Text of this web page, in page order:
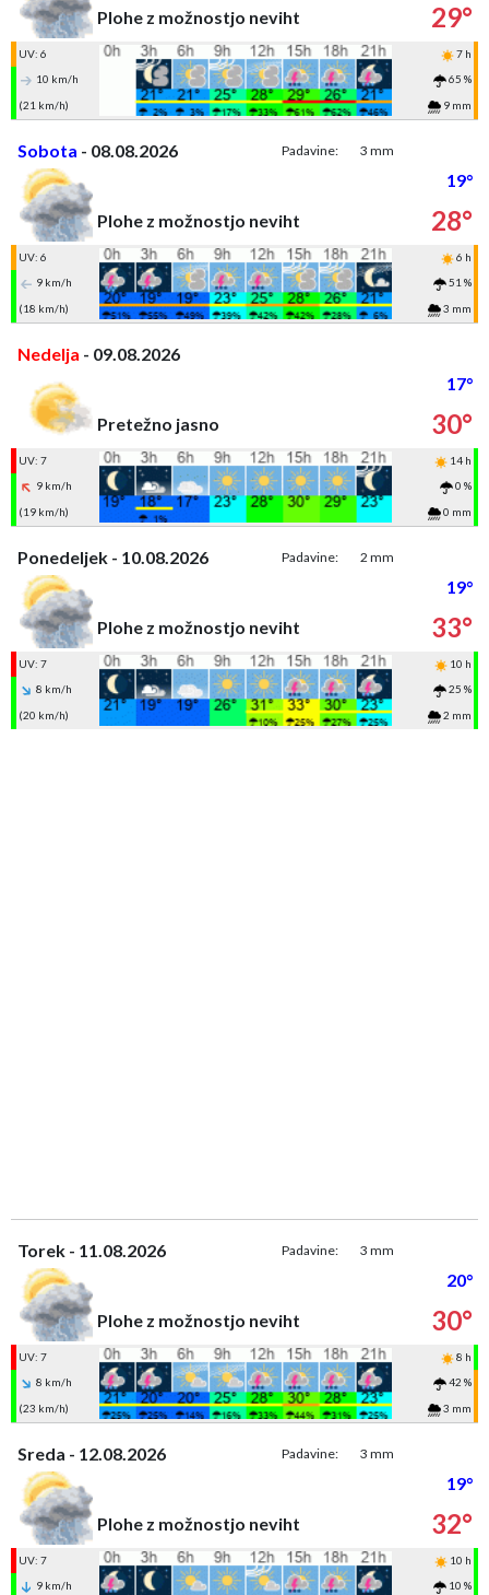
Plohe z možnostjo neviht 29°
UV: 6
7 h
10 km/h
65 %
(21 km/h)
9 mm
Sobota - 08.08.2026 Padavine: 3 mm
19°
Plohe z možnostjo neviht
28°
UV: 6
6 h
9 km/h
51 %
(18 km/h)
3 mm
Nedelja - 09.08.2026
17°
Pretežno jasno
30°
UV: 7
14 h
9 km/h
0 %
(19 km/h)
0 mm
Ponedeljek - 10.08.2026 Padavine: 2 mm
19°
Plohe z možnostjo neviht
33°
UV: 7
10 h
8 km/h
25 %
(20 km/h)
2 mm
Torek - 11.08.2026 Padavine: 3 mm
20°
Plohe z možnostjo neviht
30°
UV: 7
8 h
8 km/h
42 %
(23 km/h)
3 mm
Sreda - 12.08.2026 Padavine: 3 mm
19°
Plohe z možnostjo neviht
32°
UV: 7
10 h
9 km/h
10 %